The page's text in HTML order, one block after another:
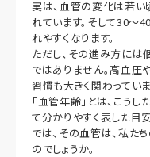
実は、血管の変化は若い
れています。そして30～
れやすくなります。
ただし、その進み方には
ではありません。高血圧
習慣も大きく関わっていま
「血管年齢」とは、こう
て分かりやすく表した目安
では、その血管は、私た
のでしょうか。